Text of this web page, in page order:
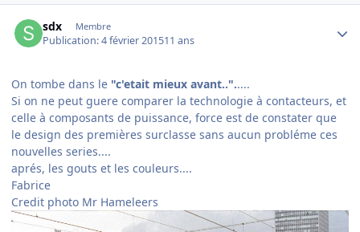
sdx Membre
Publication:4 février 201511 ans
On tombe dans le "c'etait mieux avant..".....
Si on ne peut guere comparer la technologie à contacteurs, et
celle à composants de puissance, force est de constater que
le design des premières surclasse sans aucun probléme ces
nouvelles series....
aprés, les gouts et les couleurs....
Fabrice
Credit photo Mr Hameleers